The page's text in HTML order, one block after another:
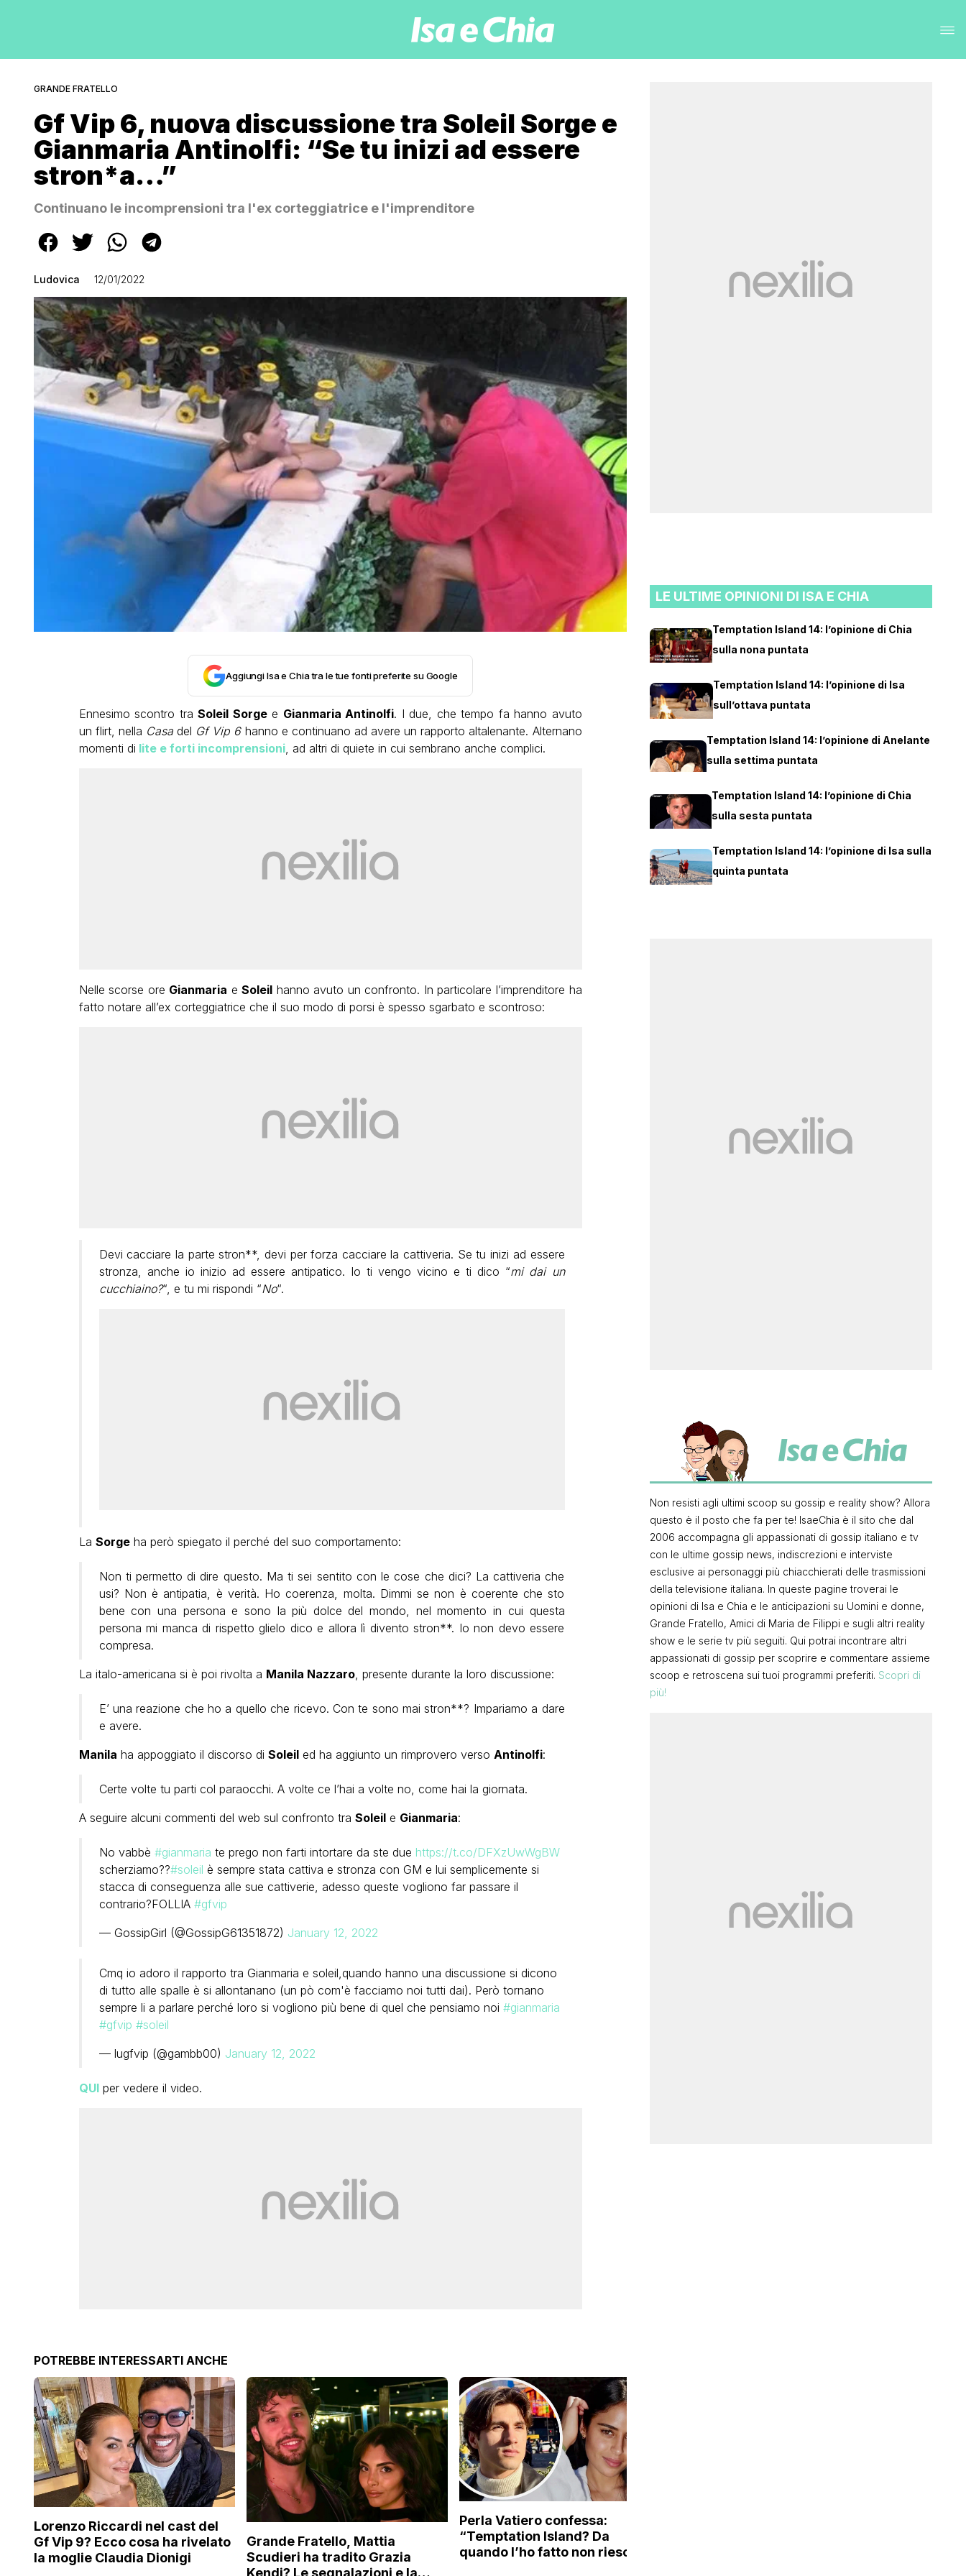
GRANDE FRATELLO
Gf Vip 6, nuova discussione tra Soleil Sorge e
Gianmaria Antinolfi: “Se tu inizi ad essere
stron*a…”
Continuano le incomprensioni tra l'ex corteggiatrice e l'imprenditore
Ludovica 12/01/2022
Aggiungi Isa e Chia tra le tue fonti preferite su Google
Ennesimo scontro tra Soleil Sorgee Gianmaria Antinolfi. I due, che tempo fa hanno avuto
un flirt, nella Casadel Gf Vip 6hanno e continuano ad avere un rapporto altalenante. Alternano
momenti di lite e forti incomprensioni, ad altri di quiete in cui sembrano anche complici.
Nelle scorse ore Gianmaria eSoleil hanno avuto un confronto. In particolare l’imprenditore ha
fatto notare all’ex corteggiatrice che il suo modo di porsi è spesso sgarbato e scontroso:
Devi cacciare la parte stron**, devi per forza cacciare la cattiveria. Se tu inizi ad essere
stronza, anche io inizio ad essere antipatico. Io ti vengo vicino e ti dico “mi dai un
cucchiaino?“, e tu mi rispondi “No“.
La Sorgeha però spiegato il perché del suo comportamento:
Non ti permetto di dire questo. Ma ti sei sentito con le cose che dici? La cattiveria che
usi? Non è antipatia, è verità. Ho coerenza, molta. Dimmi se non è coerente che sto
bene con una persona e sono la più dolce del mondo, nel momento in cui questa
persona mi manca di rispetto glielo dico e allora lì divento stron**. Io non devo essere
compresa.
La italo-americana si è poi rivolta a Manila Nazzaro, presente durante la loro discussione:
E’ una reazione che ho a quello che ricevo. Con te sono mai stron**? Impariamo a dare
e avere.
Manila ha appoggiato il discorso di Soleiled ha aggiunto un rimprovero verso Antinolfi:
Certe volte tu parti col paraocchi. A volte ce l’hai a volte no, come hai la giornata.
A seguire alcuni commenti del web sul confronto tra Soleile Gianmaria:
No vabbè #gianmaria te prego non farti intortare da ste due https://t.co/DFXzUwWgBW
scherziamo??#soleil è sempre stata cattiva e stronza con GM e lui semplicemente si
stacca di conseguenza alle sue cattiverie, adesso queste vogliono far passare il
contrario?FOLLIA #gfvip
— GossipGirl (@GossipG61351872) January 12, 2022
Cmq io adoro il rapporto tra Gianmaria e soleil,quando hanno una discussione si dicono
di tutto alle spalle è si allontanano (un pò com'è facciamo noi tutti dai). Però tornano
sempre li a parlare perché loro si vogliono più bene di quel che pensiamo noi #gianmaria
#gfvip #soleil
— lugfvip (@gambb00) January 12, 2022
QUIper vedere il video.
POTREBBE INTERESSARTI ANCHE
Lorenzo Riccardi nel cast del
Gf Vip 9? Ecco cosa ha rivelato
la moglie Claudia Dionigi
Grande Fratello, Mattia
Scudieri ha tradito Grazia
Kendi? Le segnalazioni e la
Perla Vatiero confessa:
“Temptation Island? Da
quando l’ho fatto non riesco più
LE ULTIME OPINIONI DI ISA E CHIA
Temptation Island 14: l’opinione di Chia
sulla nona puntata
Temptation Island 14: l’opinione di Isa
sull’ottava puntata
Temptation Island 14: l’opinione di Anelante
sulla settima puntata
Temptation Island 14: l’opinione di Chia
sulla sesta puntata
Temptation Island 14: l’opinione di Isa sulla
quinta puntata
Non resisti agli ultimi scoop su gossip e reality show? Allora
questo è il posto che fa per te! IsaeChia è il sito che dal
2006 accompagna gli appassionati di gossip italiano e tv
con le ultime gossip news, indiscrezioni e interviste
esclusive ai personaggi più chiacchierati delle trasmissioni
della televisione italiana. In queste pagine troverai le
opinioni di Isa e Chia e le anticipazioni su Uomini e donne,
Grande Fratello, Amici di Maria de Filippi e sugli altri reality
show e le serie tv più seguiti. Qui potrai incontrare altri
appassionati di gossip per scoprire e commentare assieme
scoop e retroscena sui tuoi programmi preferiti. Scopri di
più!